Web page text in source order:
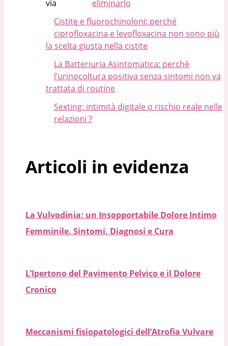
eliminarlo
Cistite e fluorochinoloni: perché
ciprofloxacina e levofloxacina non sono più
la scelta giusta nella cistite
La Batteriuria Asintomatica: perchè
l’urinocoltura positiva senza sintomi non va
trattata di routine
Sexting: intimità digitale o rischio reale nelle
relazioni ?
Articoli in evidenza
La Vulvodinia: un Insopportabile Dolore Intimo
Femminile. Sintomi, Diagnosi e Cura
L’Ipertono del Pavimento Pelvico e il Dolore
Cronico
Meccanismi fisiopatologici dell’Atrofia Vulvare